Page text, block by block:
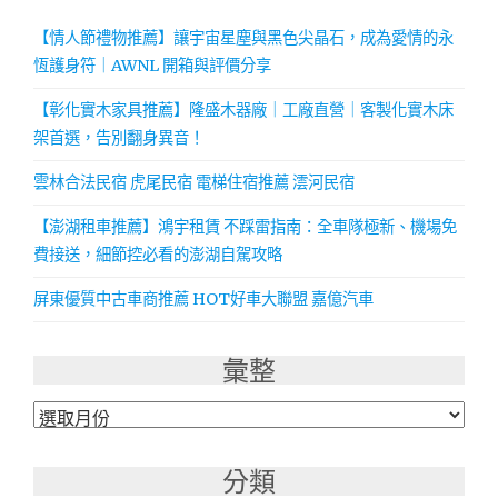
【情人節禮物推薦】讓宇宙星塵與黑色尖晶石，成為愛情的永
恆護身符｜AWNL 開箱與評價分享
【彰化實木家具推薦】隆盛木器廠｜工廠直營｜客製化實木床
架首選，告別翻身異音！
雲林合法民宿 虎尾民宿 電梯住宿推薦 澐河民宿
【澎湖租車推薦】鴻宇租賃 不踩雷指南：全車隊極新、機場免
費接送，細節控必看的澎湖自駕攻略
屏東優質中古車商推薦 HOT好車大聯盟 嘉億汽車
彙整
彙
分類